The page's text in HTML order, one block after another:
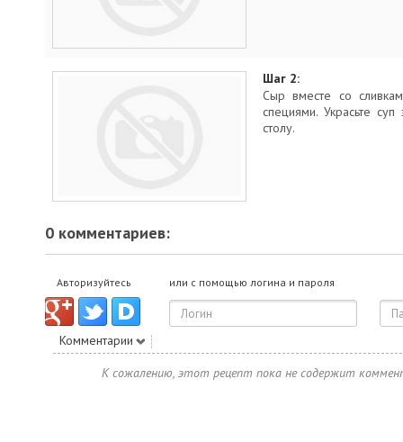
Шаг 2:
Сыр вместе со
специями. Украсьте
столу.
0 комментариев:
Авторизуйтесь или с помощью логина и пароля
Комментарии
К сожалению, этот рецепт пока не содержит